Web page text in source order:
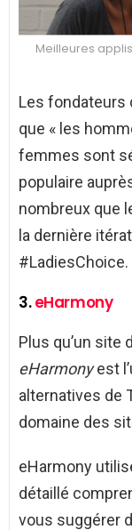
Meilleures
Les fondateurs
que « les
femmes sont
populaire
nombreux que
la dernière
#LadiesChoice.
3.eHarmony
Plus qu’un site
eHarmonyest
alternatives de
domaine des
eHarmony
détaillé
vous suggérer